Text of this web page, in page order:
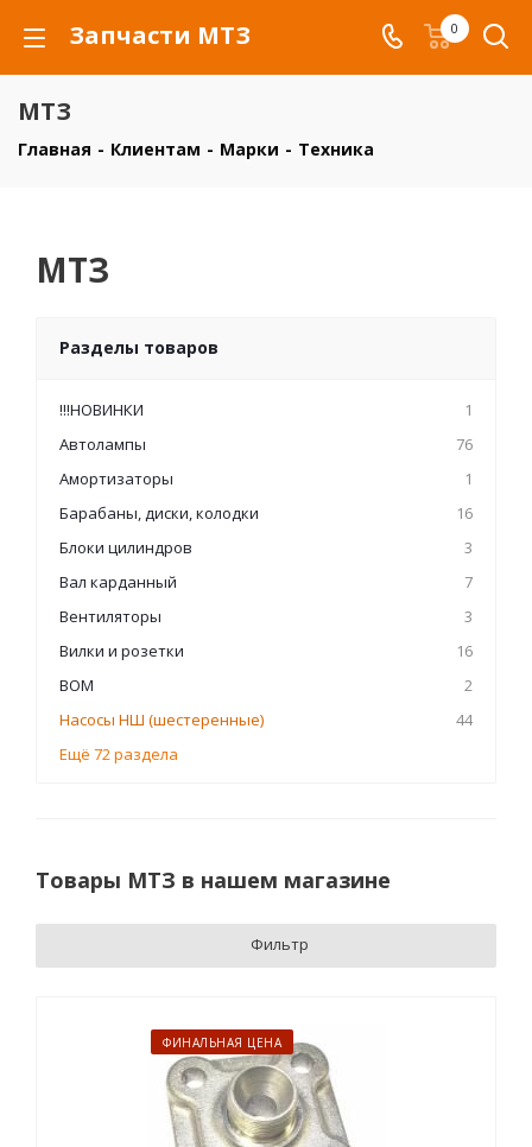
Запчасти МТЗ 0
МТЗ
Главная - Клиентам - Марки - Техника
МТЗ
Разделы товаров
!!!НОВИНКИ
1
Автолампы
76
Амортизаторы
1
Барабаны, диски, колодки
16
Блоки цилиндров
3
Вал карданный
7
Вентиляторы
3
Вилки и розетки
16
ВОМ
2
Насосы НШ (шестеренные)
44
Ещё 72 раздела
Товары МТЗ в нашем магазине
Фильтр
ФИНАЛЬНАЯ ЦЕНА